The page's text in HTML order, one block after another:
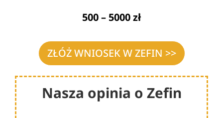
500 – 5000 zł
ZŁÓŻ WNIOSEK W ZEFIN >>
Nasza opinia o Zefin